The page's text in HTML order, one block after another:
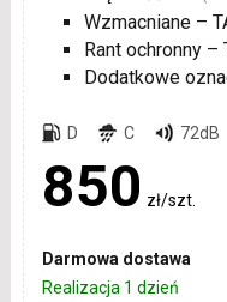
Wzmacniane –
Rant ochronny –
Dodatkowe
D C 72dB
850 zł/szt.
Darmowa dostawa
Realizacja 1 dzień